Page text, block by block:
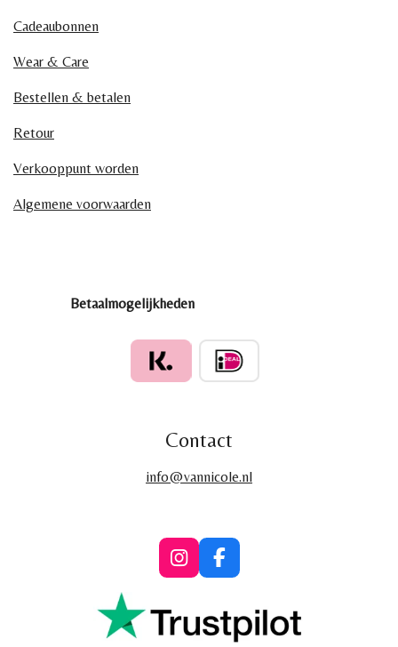
Cadeaubonnen
Wear & Care
Bestellen & betalen
Retour
Verkooppunt worden
Algemene voorwaarden
Betaalmogelijkheden
Contact
info@vannicole.nl
I
n
t
a
F
a
e
b